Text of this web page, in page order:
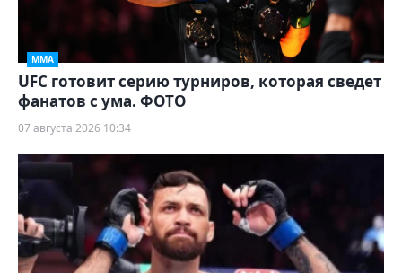
ММА
UFC готовит серию турниров, которая сведет
фанатов с ума. ФОТО
07 августа 2026 10:34